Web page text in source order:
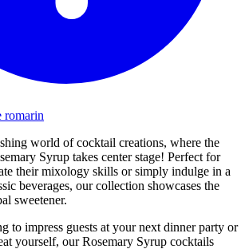
romarin
world of cocktail creations, where the
Syrup takes center stage! Perfect for
their mixology skills or simply indulge in a
beverages, our collection showcases the
sweetener.
to impress guests at your next dinner party or
yourself, our Rosemary Syrup cocktails